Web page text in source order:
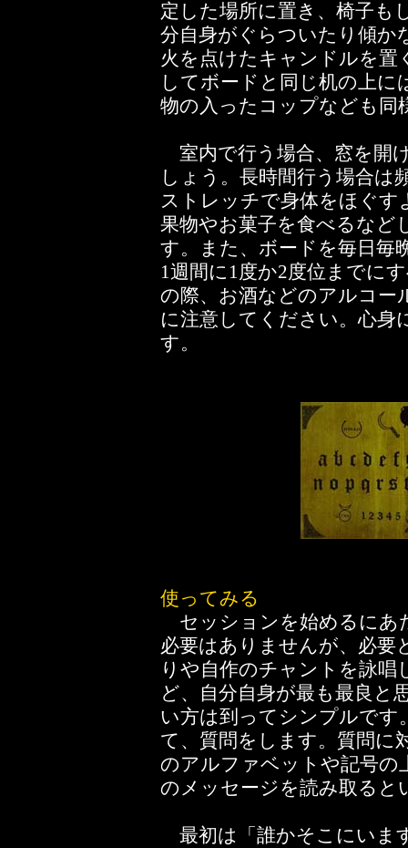
定した場所に置き、椅子も
分自身がぐらついたり傾か
火を点けたキャンドルを置
してボードと同じ机の上
物の入ったコップなども同
室内で行う場合、窓を開
しょう。長時間行う場合は
ストレッチで身体をほぐ
果物やお菓子を食べるなど
す。また、ボードを毎日毎
1週間に1度か2度位までに
の際、お酒などのアルコー
に注意してください。心身
す。
使ってみる
セッションを始めるにあ
必要はありませんが、必要
りや自作のチャントを詠唱
ど、自分自身が最も最良と
い方は到ってシンプルです
て、質問をします。質問に
のアルファベットや記号の
のメッセージを読み取ると
最初は「誰かそこにいま